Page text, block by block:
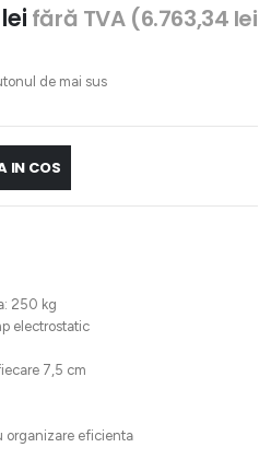
leiPrețul
5.589,54 lei.
fără TVA (6.763,34 lei
de mai sus
IN COS
250 kg
electrostatic
7,5 cm
organizare eficienta